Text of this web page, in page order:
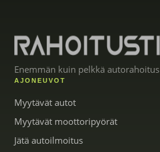
Enemmän kuin pelkkä autorahoitus
AJONEUVOT
Myytävät autot
Myytävät moottoripyörät
Jätä autoilmoitus